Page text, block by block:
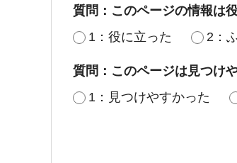
質問：このページの情報は
1：役に立った
2：
質問：このページは見つけ
1：見つけやすかった